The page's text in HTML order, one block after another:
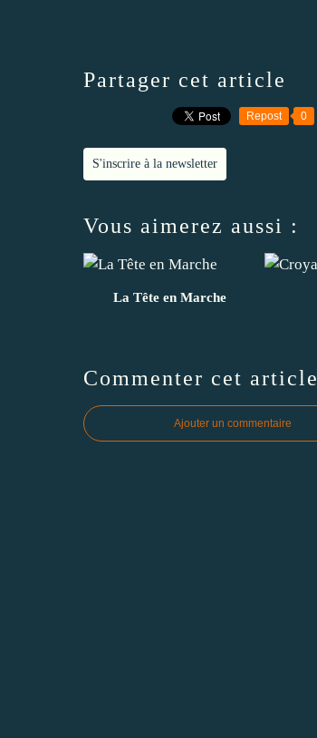
Partager cet article
Repost 0
S'inscrire à la newsletter
Vous aimerez aussi :
La Tête en Marche
Commenter cet article
Ajouter un commentaire